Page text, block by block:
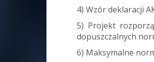
4) Wzór deklaracji
5) Projekt
dopuszczalnych
6) Maksymalne